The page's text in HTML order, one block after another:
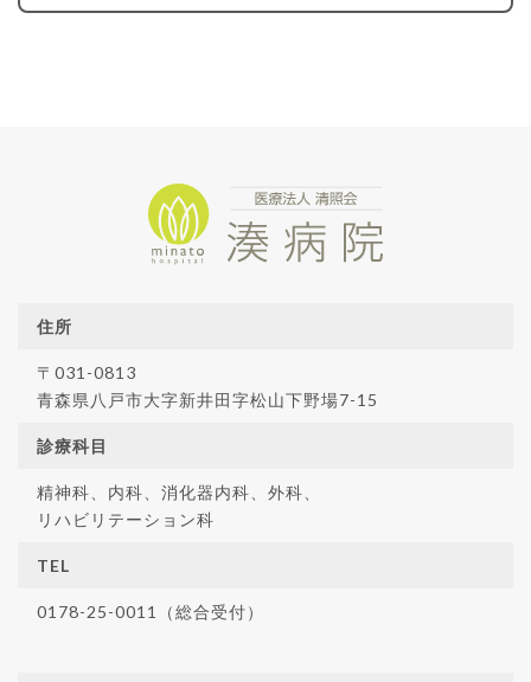
住所
〒031-0813
青森県八戸市大字新井田字松山下野場7-15
診療科目
精神科、内科、消化器内科、外科、
リハビリテーション科
TEL
0178-25-0011（総合受付）